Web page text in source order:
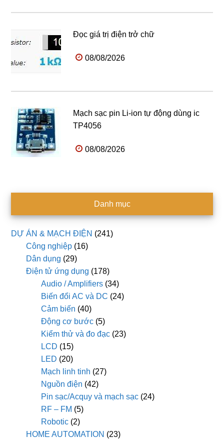
Đọc giá trị điện trở chữ
08/08/2026
Mạch sạc pin Li-ion tự động dùng ic
TP4056
08/08/2026
Danh mục
DỰ ÁN & MẠCH ĐIỆN (241)
Công nghiệp (16)
Dân dụng (29)
Điện tử ứng dụng (178)
Audio / Amplifiers (34)
Biến đổi AC và DC (24)
Cảm biến (40)
Động cơ bước (5)
Kiểm thử và đo đạc (23)
LCD (15)
LED (20)
Mạch linh tinh (27)
Nguồn điện (42)
Pin sạc/Acquy và mạch sạc (24)
RF – FM (5)
Robotic (2)
HOME AUTOMATION (23)